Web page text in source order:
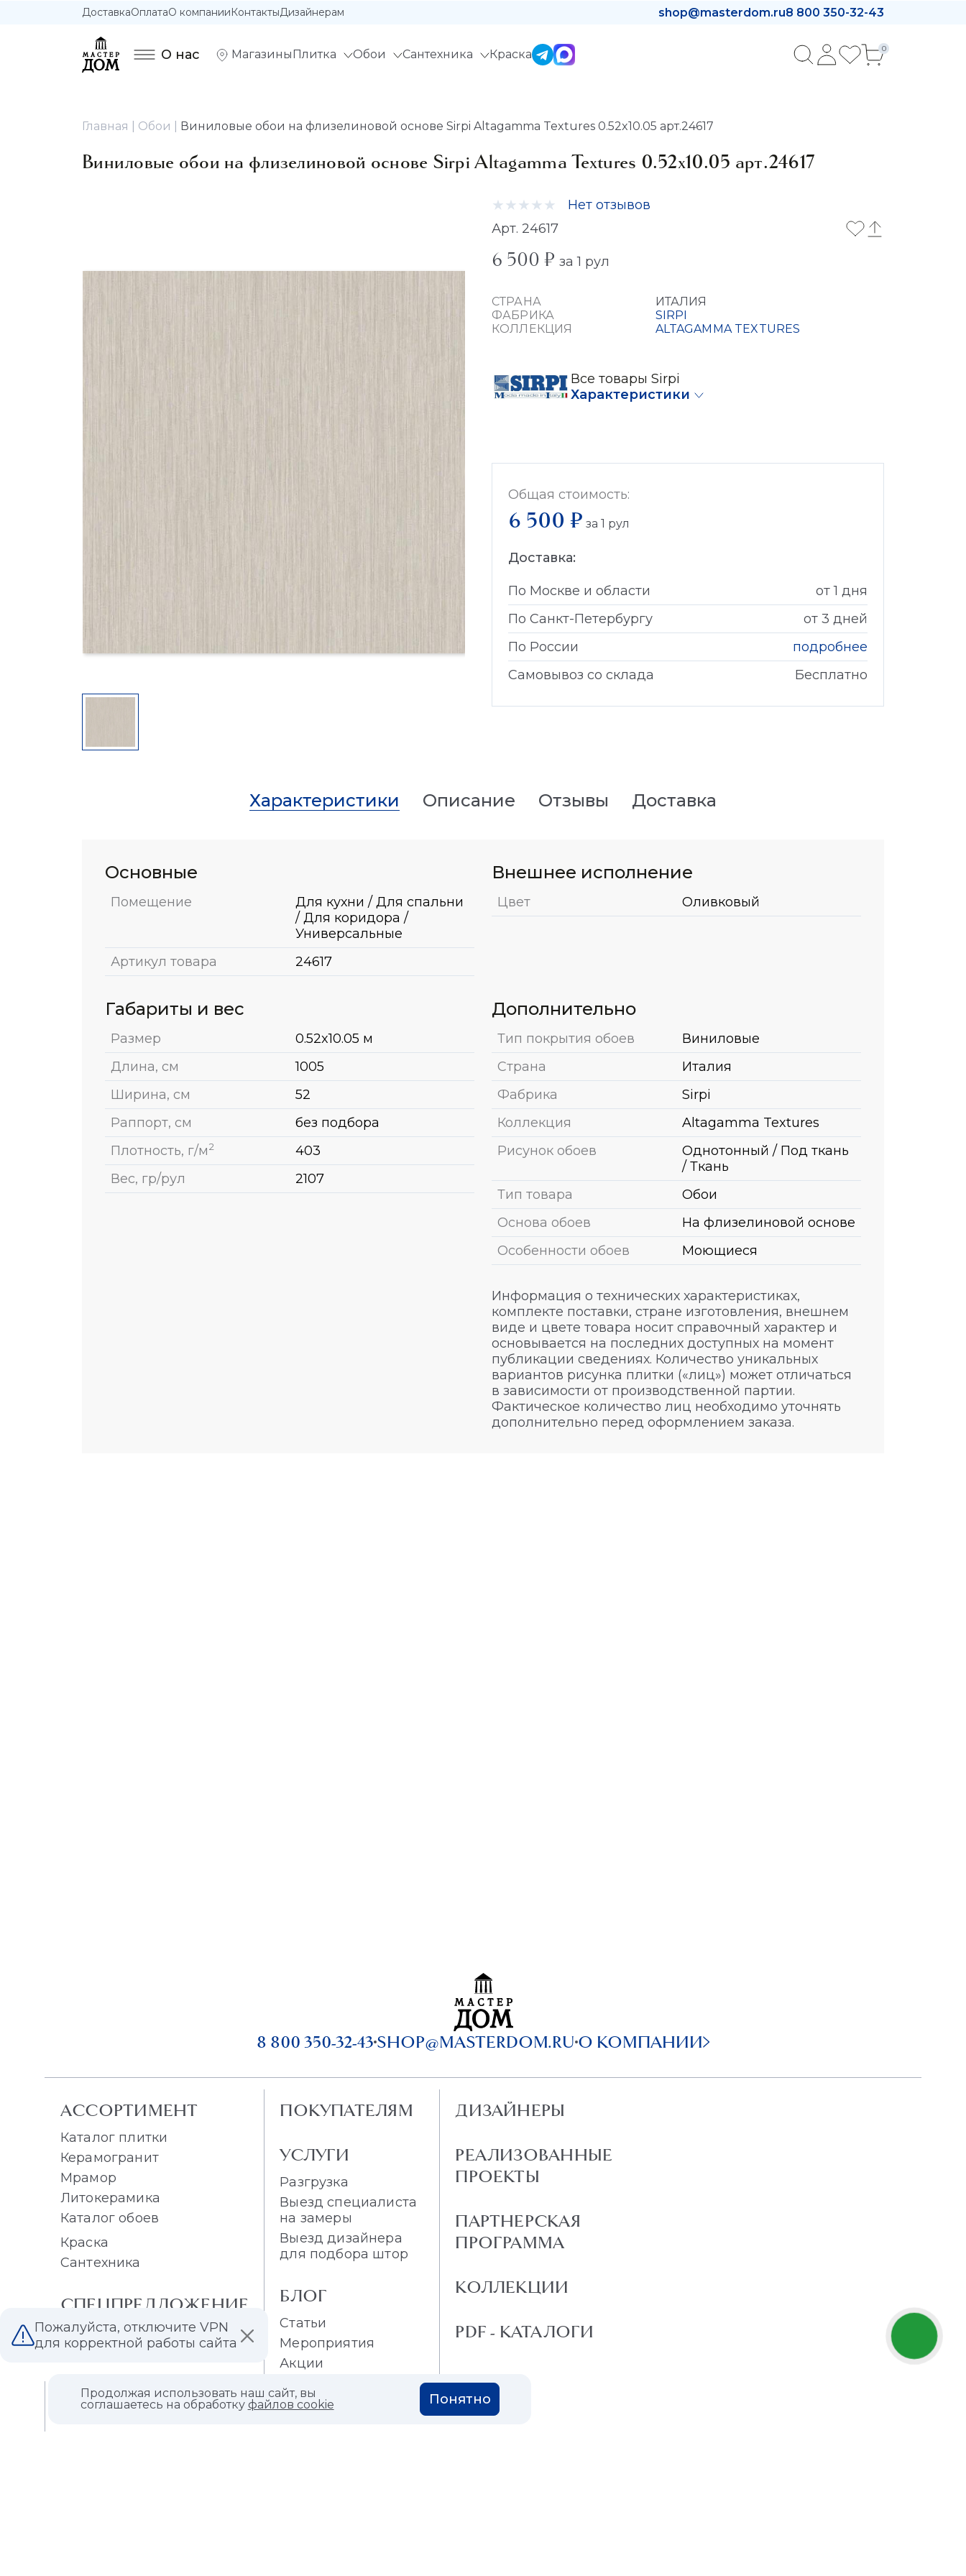
ДоставкаОплатаО компанииКонтактыДизайнерам shop@masterdom.ru8 800 350-32-43
О нас Магазины Плитка Обои Сантехника Краска 0
Главная Обои Виниловые обои на флизелиновой основе Sirpi Altagamma Textures 0.52x10.05 арт.24617
Виниловые обои на флизелиновой основе Sirpi Altagamma Textures 0.52x10.05 арт.24617
Нет отзывов
Арт. 24617
6 500 ₽ за 1 рул
СТРАНА
ИТАЛИЯ
ФАБРИКА
SIRPI
КОЛЛЕКЦИЯ
ALTAGAMMA TEXTURES
Все товары Sirpi
Характеристики
Общая стоимость:
6 500 ₽ за 1 рул
Доставка:
По Москве и области
от 1 дня
По Санкт-Петербургу
от 3 дней
По России
подробнее
Самовывоз со склада
Бесплатно
Характеристики Описание Отзывы Доставка
Основные
Помещение
Для кухни / Для спальни
/ Для коридора /
Универсальные
Артикул товара
24617
Внешнее исполнение
Цвет Оливковый
Габариты и вес
Размер
0.52x10.05 м
Длина, см
1005
Ширина, см
52
Раппорт, см
без подбора
Плотность, г/м2
403
Вес, гр/рул
2107
Дополнительно
Тип покрытия обоев
Виниловые
Страна
Италия
Фабрика
Sirpi
Коллекция
Altagamma Textures
Рисунок обоев
Однотонный / Под ткань
/ Ткань
Тип товара
Обои
Основа обоев
На флизелиновой основе
Особенности обоев
Моющиеся
Информация о технических характеристиках,
комплекте поставки, стране изготовления, внешнем
виде и цвете товара носит справочный характер и
основывается на последних доступных на момент
публикации сведениях. Количество уникальных
вариантов рисунка плитки («лиц») может отличаться
в зависимости от производственной партии.
Фактическое количество лиц необходимо уточнять
дополнительно перед оформлением заказа.
8 800 350-32-43SHOP@MASTERDOM.RUО КОМПАНИИ
АССОРТИМЕНТ
Каталог плитки
Керамогранит
Мрамор
Литокерамика
Каталог обоев
Краска
Сантехника
СПЕЦПРЕДЛОЖЕНИЕ
Распродажа плитки
Распродажа обоев
ПОКУПАТЕЛЯМ
УСЛУГИ
Разгрузка
Выезд специалиста
на замеры
Выезд дизайнера
для подбора штор
БЛОГ
Статьи
Мероприятия
Акции
ДИЗАЙНЕРЫ
РЕАЛИЗОВАННЫЕ
ПРОЕКТЫ
ПАРТНЕРСКАЯ
ПРОГРАММА
КОЛЛЕКЦИИ
PDF - КАТАЛОГИ
О КОМПАНИИ
Пожалуйста, отключите VPN
для корректной работы сайта
Продолжая использовать наш сайт, вы
соглашаетесь на обработку файлов cookie Понятно